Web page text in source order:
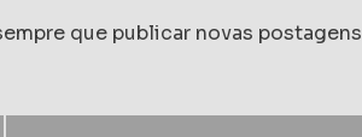
que publicar novas postagens